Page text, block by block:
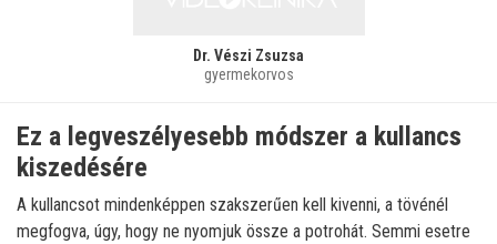
Dr. Vészi Zsuzsa
gyermekorvos
Ez a legveszélyesebb módszer a kullancs
kiszedésére
A kullancsot mindenképpen szakszerűen kell kivenni, a tövénél
megfogva, úgy, hogy ne nyomjuk össze a potrohát. Semmi esetre